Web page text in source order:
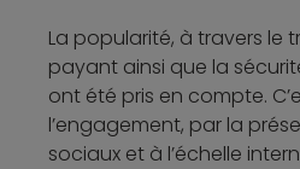
La popularité, à travers le
payant ainsi que la
ont été pris en compte.
l’engagement, par la
sociaux et à l’échelle